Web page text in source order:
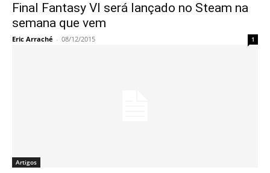
Final Fantasy VI será lançado no Steam na
semana que vem
Eric Arraché - 08/12/2015 1
Artigos